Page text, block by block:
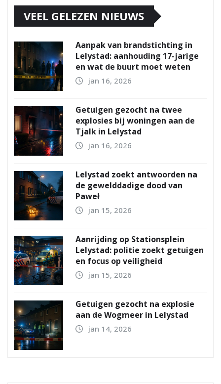
VEEL GELEZEN NIEUWS
Aanpak van brandstichting in
Lelystad: aanhouding 17-jarige
en wat de buurt moet weten
jan 16, 2026
Getuigen gezocht na twee
explosies bij woningen aan de
Tjalk in Lelystad
jan 16, 2026
Lelystad zoekt antwoorden na
de gewelddadige dood van
Paweł
jan 15, 2026
Aanrijding op Stationsplein
Lelystad: politie zoekt getuigen
en focus op veiligheid
jan 15, 2026
Getuigen gezocht na explosie
aan de Wogmeer in Lelystad
jan 14, 2026